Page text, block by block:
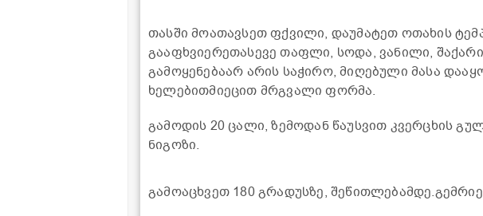
თასში მოათავსეთ ფქვილი, დაუმატეთ ოთახის
გააფხვიერეთასევე თაფლი, სოდა, ვანილი,
გამოყენებაარ არის საჭირო, მიღებული მასა
ხელებითმიეცით მრგვალი ფორმა.
გამოდის 20 ცალი, ზემოდან წაუსვით კვერცხის
ნიგოზი.
გამოაცხვეთ 180 გრადუსზე,